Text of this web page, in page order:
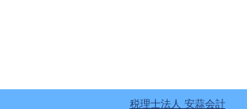
税理士法人 安蒜会計